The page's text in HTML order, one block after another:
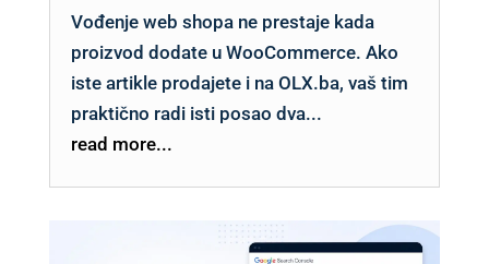
Vođenje web shopa ne prestaje kada
proizvod dodate u WooCommerce. Ako
iste artikle prodajete i na OLX.ba, vaš tim
praktično radi isti posao dva...
read more...